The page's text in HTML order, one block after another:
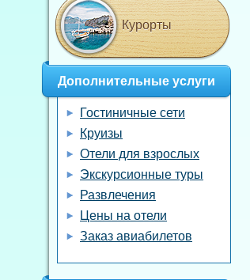
Курорты
Дополнительные услуги
Гостиничные сети
Круизы
Отели для взрослых
Экскурсионные туры
Развлечения
Цены на отели
Заказ авиабилетов